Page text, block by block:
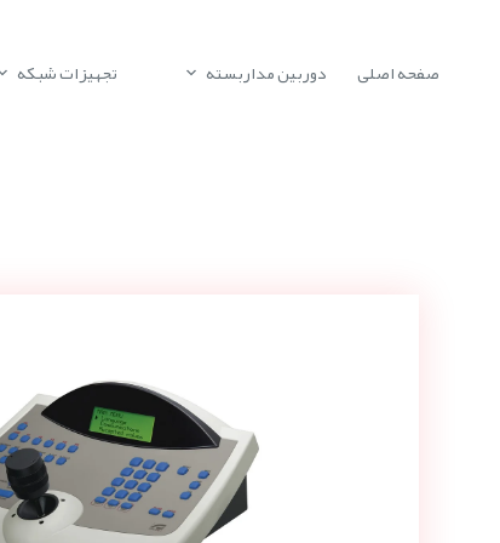
صفحه اصلی دوربین مداربسته تجهیزات شبکه